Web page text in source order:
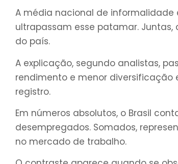
A média nacional de informalidade
ultrapassam esse patamar.
do país.
A explicação, segundo analistas,
rendimento e menor
registro.
Em números absolutos, o Brasil
desempregados. Somados,
no mercado de trabalho.